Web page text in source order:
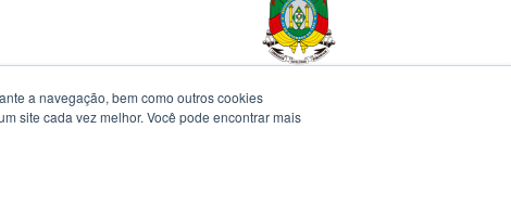
a navegação, bem como outros cookies
site cada vez melhor. Você pode encontrar mais